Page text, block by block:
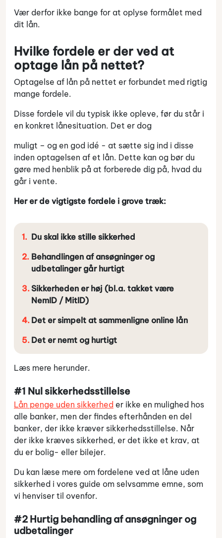
Vær derfor ikke bange for at oplyse formålet med
dit lån.
Hvilke fordele er der ved at
optage lån på nettet?
Optagelse af lån på nettet er forbundet med rigtig
mange fordele.
Disse fordele vil du typisk ikke opleve, før du står i
en konkret lånesituation. Det er dog
muligt – og en god idé - at sætte sig ind i disse
inden optagelsen af et lån. Dette kan og bør du
gøre med henblik på at forberede dig på, hvad du
går i vente.
Her er de vigtigste fordele i grove træk:
Du skal ikke stille sikkerhed
Behandlingen af ansøgninger og
udbetalinger går hurtigt
Sikkerheden er høj (bl.a. takket være
NemID / MitID)
Det er simpelt at sammenligne online lån
Det er nemt og hurtigt
Læs mere herunder.
#1 Nul sikkerhedsstillelse
Lån penge uden sikkerhed er ikke en mulighed hos
alle banker, men der findes efterhånden en del
banker, der ikke kræver sikkerhedsstillelse. Når
der ikke kræves sikkerhed, er det ikke et krav, at
du er bolig- eller bilejer.
Du kan læse mere om fordelene ved at låne uden
sikkerhed i vores guide om selvsamme emne, som
vi henviser til ovenfor.
#2 Hurtig behandling af ansøgninger og
udbetalinger